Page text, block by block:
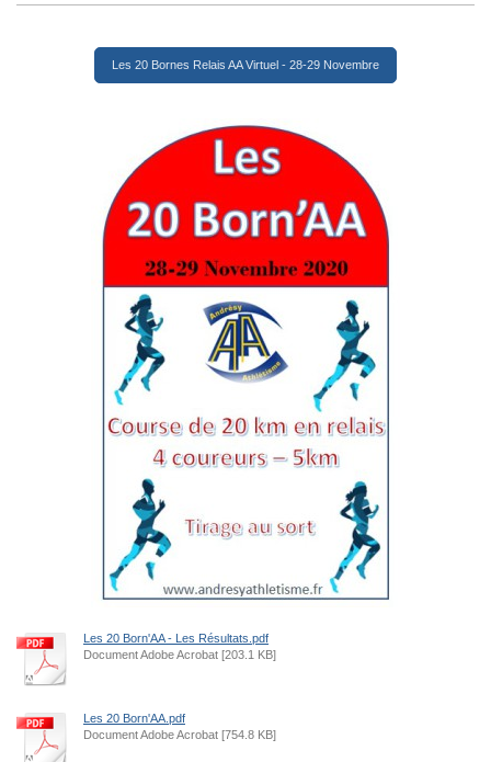
Les 20 Bornes Relais AA Virtuel - 28-29 Novembre
Les 20 Born'AA - Les Résultats.pdf
Document Adobe Acrobat [203.1 KB]
Les 20 Born'AA.pdf
Document Adobe Acrobat [754.8 KB]